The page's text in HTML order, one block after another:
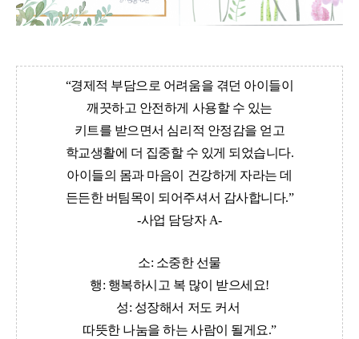
“경제적 부담으로 어려움을 겪던 아이들이
깨끗하고 안전하게 사용할 수 있는
키트를 받으면서 심리적 안정감을 얻고
학교생활에 더 집중할 수 있게 되었습니다.
아이들의 몸과 마음이 건강하게 자라는 데
든든한 버팀목이 되어주셔서 감사합니다.”
-사업 담당자 A-
소: 소중한 선물
행: 행복하시고 복 많이 받으세요!
성: 성장해서 저도 커서
따뜻한 나눔을 하는 사람이 될게요.”